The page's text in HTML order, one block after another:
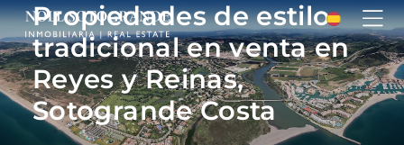
Propiedades de estilo
tradicional en venta en
Reyes y Reinas,
Sotogrande Costa